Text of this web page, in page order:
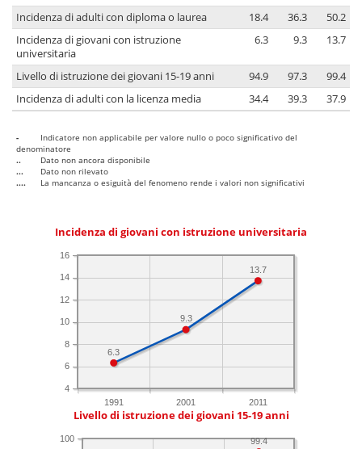
Incidenza di adulti con diploma o laurea 18.4 36.3
50.2
Incidenza di giovani con istruzione
universitaria
6.3 9.3 13.7
Livello di istruzione dei giovani 15-19 anni 94.9 97.3
99.4
Incidenza di adulti con la licenza media
34.4 39.3 37.9
-
Indicatore non applicabile per valore nullo o poco significativo del
denominatore
..
Dato non ancora disponibile
...
Dato non rilevato
....
La mancanza o esiguità del fenomeno rende i valori non significativi
Incidenza di giovani con istruzione universitaria
1991 2001 2011
4
6
8
10
12
14
16
13.7
9.3
6.3
Livello di istruzione dei giovani 15-19 anni
100 99.4